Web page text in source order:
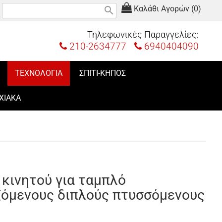
Καλάθι Αγορών (0)
search
Τηλεφωνικές Παραγγελίες:
210-2634777 6940404090
ΤΕΧΝΟΛΟΓΙΑ ΣΠΙΤΙ-ΚΗΠΟΣ
για ταμπλό
διπλούς πτυσσόμενους